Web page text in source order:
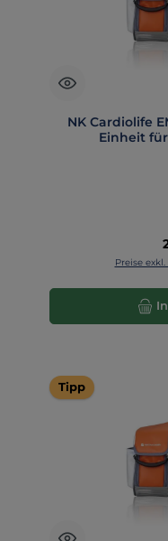
NK Cardiolife
Einheit
Preise
Tipp